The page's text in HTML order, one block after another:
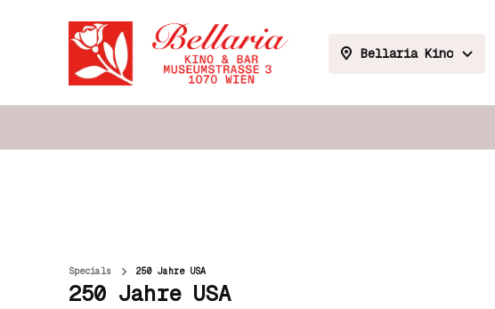
Bellaria Kino
Specials 250 Jahre USA
250 Jahre USA